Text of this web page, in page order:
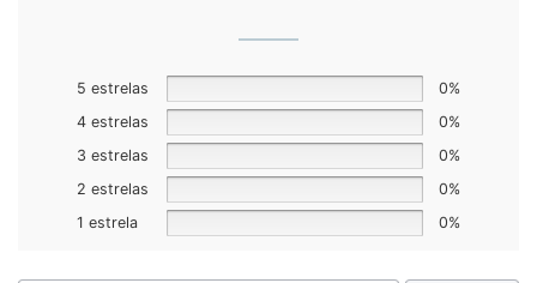
5 estrelas
0%
4 estrelas
0%
3 estrelas
0%
2 estrelas
0%
1 estrela
0%